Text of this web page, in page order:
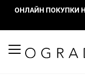
ОНЛАЙН ПОКУПКИ